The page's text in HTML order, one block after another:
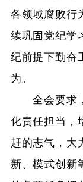
各领域腐败行
续巩固党纪学
纪前提下勤奋
为。
全会要求，
化责任担当，
赶的志气，大
新、模式创新